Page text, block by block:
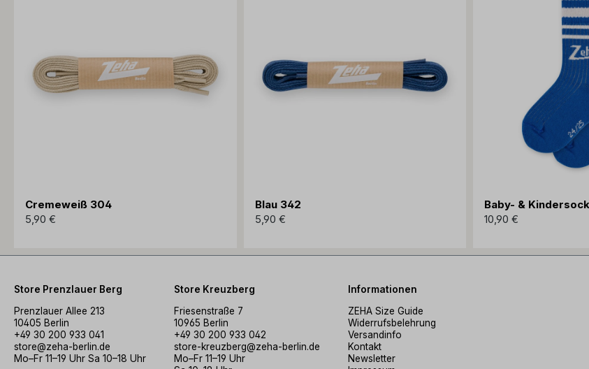
Cremeweiß 304
5,90 €
Blau 342
5,90 €
Baby- &
10,90 €
Store Prenzlauer Berg
Prenzlauer Allee 213
10405 Berlin
+49 30 200 933 041
store@zeha-berlin.de
Mo–Fr 11–19 Uhr Sa 10–18 Uhr
Store Kreuzberg
Friesenstraße 7
10965 Berlin
+49 30 200 933 042
store-kreuzberg@zeha-berlin.de
Mo–Fr 11–19 Uhr
Informationen
ZEHA Size Guide
Widerrufsbelehrung
Versandinfo
Kontakt
Newsletter